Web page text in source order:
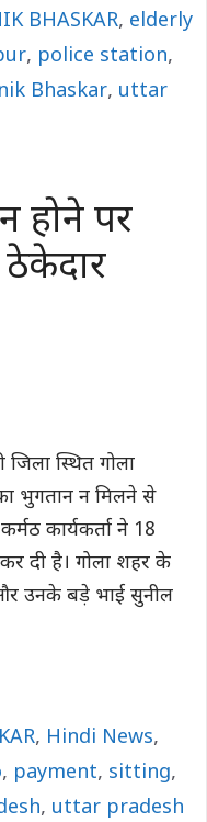
BHASKAR, elderly
, police station,
Bhaskar, uttar
होने पर
जिला स्थित गोला
भुगतान न मिलने से
कार्यकर्ता ने 18
दी है। गोला शहर के
और उनके बड़े भाई सुनील
, Hindi News,
, payment, sitting,
, uttar pradesh